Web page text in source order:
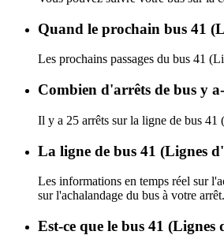
Quand le prochain bus 41
Les prochains passages du bus 41
Combien d'arrêts de bus y
Il y a 25 arrêts sur la ligne de bus
La ligne de bus 41 (Lignes
Les informations en temps réel sur
sur l'achalandage du bus à votre arrêt.
Est-ce que le bus 41 (Lignes